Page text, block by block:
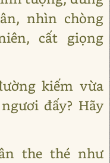
nhìn chòng
cất giọng
kiếm vừa
đấy? Hãy
the thé như